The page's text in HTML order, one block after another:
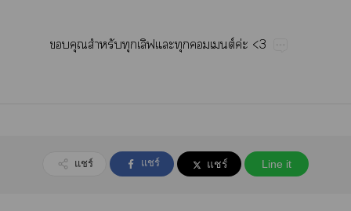
​​​​ต์​ค่<3
แชร์ แชร์ แชร์ Line it